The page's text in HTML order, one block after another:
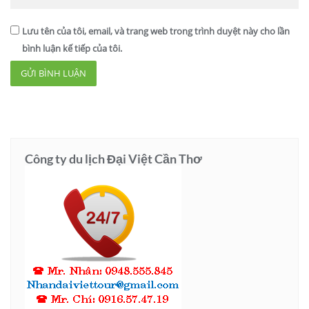
Lưu tên của tôi, email, và trang web trong trình duyệt này cho lần
bình luận kế tiếp của tôi.
Công ty du lịch Đại Việt Cần Thơ